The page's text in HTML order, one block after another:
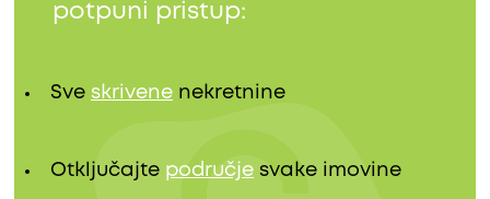
potpuni pristup:
Sve skrivene nekretnine
Otključajte područje svake imovine